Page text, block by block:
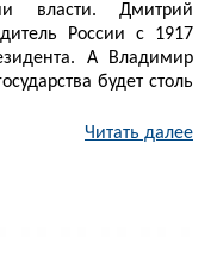
власти. Дмитрий
России с 1917
А Владимир
будет столь
Читать далее